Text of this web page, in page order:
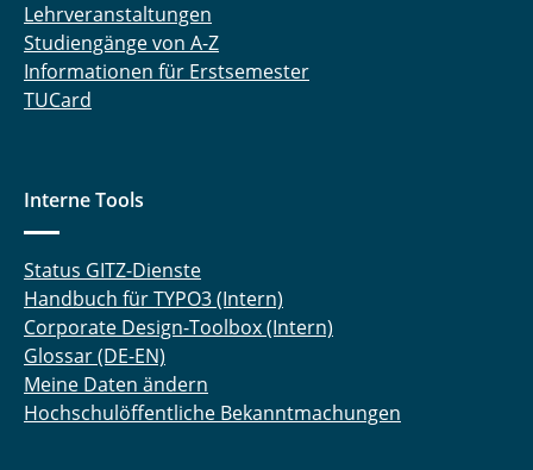
Lehrveranstaltungen
Studiengänge von A-Z
Informationen für Erstsemester
TUCard
Interne Tools
Status GITZ-Dienste
Handbuch für TYPO3 (Intern)
Corporate Design-Toolbox (Intern)
Glossar (DE-EN)
Meine Daten ändern
Hochschulöffentliche Bekanntmachungen